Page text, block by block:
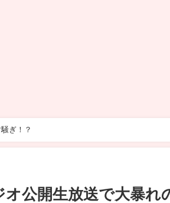
ぎ！？
オ公開生放送で大暴れ